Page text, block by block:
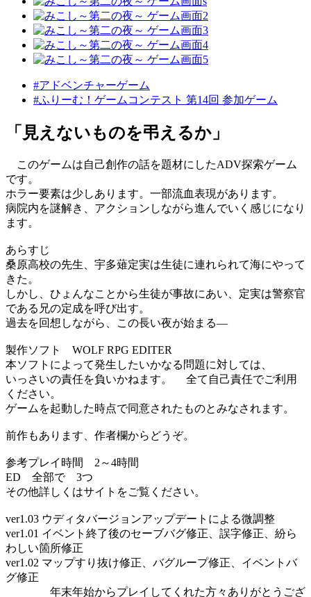
#アドベンチャーゲーム
#ふりーむ！ゲームコンテスト 第14回 参加ゲーム
「見えないものを弔えるか」
このゲームは自己創作の話を題材にしたADV探索ゲーム
です。
ホラー要素は少しあります。一部流血表現があります。
病院内を謎解き、アクションしながら進んでいく感じになり
ます。
あらすじ
​桑原高校の先生、宇多薙定実は生徒に連れられて海にやって
きた。
​しかし、ひょんなことから生徒が事故にあい、定実は警察官
である兄の定成を呼び出す。
過去を回想しながら、この長い夜が始まる―
製作ソフト WOLF RPG EDITER
本ソフトによって発生したいかなる問題に対しては、
いっさいの責任を負いかねます。 全て自己責任でご利用
ください。
ゲームを起動した時点で同意されたものとみなされます。
前作もあります、作者欄からどうぞ。
参考プレイ時間 2～4時間
ED 全部で 3つ
その他詳しくはサイトをご覧ください。
ver1.03 ウディタバージョンアップデートによる微調整
ver1.01 イベント終了後のセーブバグ修正、誤字修正、紛ら
わしい箇所修正
ver1.02 マップすり抜け修正、バグループ修正、イベントバ
グ修正
年末年始からプレイしてくれた方々ありがとうござ